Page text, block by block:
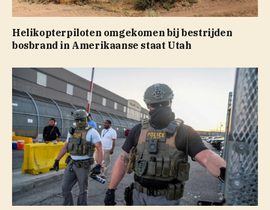
Helikopterpiloten omgekomen bij bestrijden
bosbrand in Amerikaanse staat Utah